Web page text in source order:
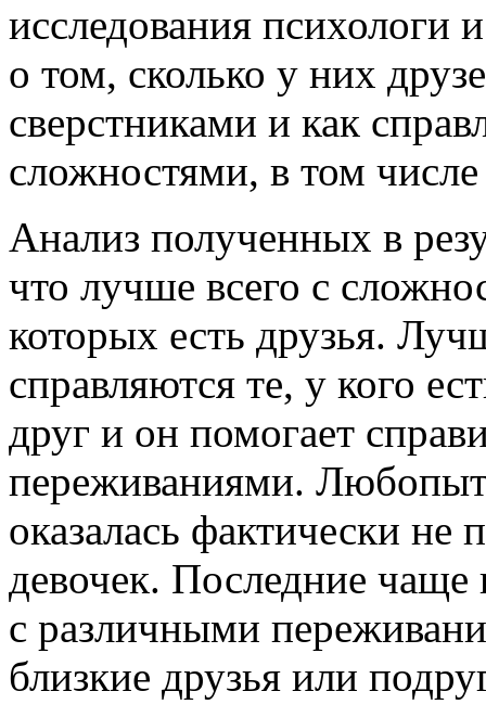
исследования психологи
о том, сколько у них
сверстниками и как
сложностями, в том
Анализ полученных в
что лучше всего с
которых есть друзья.
справляются те, у кого
друг и он помогает
переживаниями.
оказалась фактически
девочек. Последние чаще
с различными
близкие друзья или